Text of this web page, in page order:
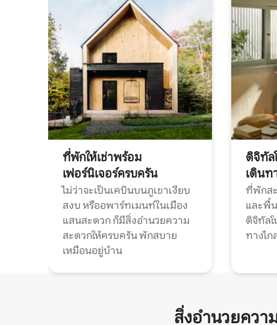
ที่พักให้เช่าพร้อม
เฟอร์นิเจอร์ครบครัน
ไม่ว่าจะเป็นเคบินบนภูเขาเงียบ
สงบ หรืออพาร์ทเมนท์ในเมือง
แสนสะดวก ก็มีสิ่งอำนวยความ
สะดวกให้ครบครัน พักสบาย
เหมือนอยู่บ้าน
ดิจิทัล
เดินท
ที่พักส
และพื้
ดิจิทัล
ทางไก
สิ่งอำนวยควา